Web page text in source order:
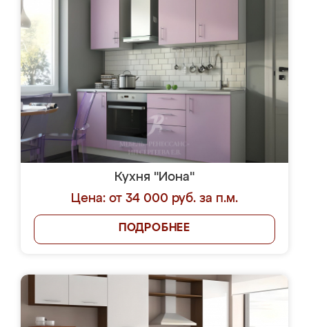
Кухня "Иона"
Цена: от 34 000 руб. за п.м.
ПОДРОБНЕЕ